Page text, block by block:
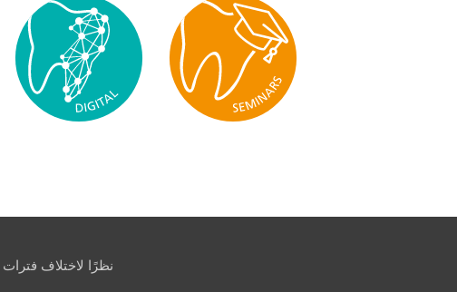
نظرًا لاختلاف